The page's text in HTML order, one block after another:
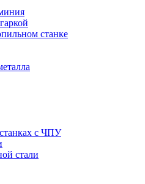
станке
с ЧПУ
стали